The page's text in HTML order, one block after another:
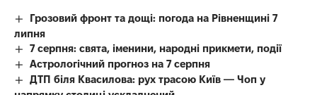
Грозовий фронт та дощі: погода на Рівненщині 7
липня
7 серпня: свята, іменини, народні прикмети, події
Астрологічний прогноз на 7 серпня
ДТП біля Квасилова: рух трасою Київ — Чоп у